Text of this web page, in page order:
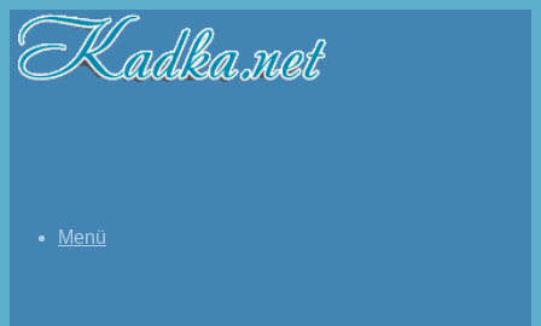
Menü